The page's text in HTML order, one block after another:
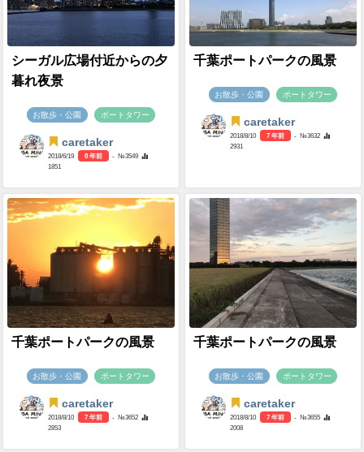
シーガル広場付近からの夕
暮れ夜景
お散歩・公園 ポートタワー
caretaker
2018/6/19 8 年前
- №3549
1851
千葉ポートパークの風景
お散歩・公園 ポートタワー
caretaker
2018/8/10 7 年前
- №3632
2931
千葉ポートパークの風景
お散歩・公園 ポートタワー
caretaker
2018/8/10 7 年前
- №3652
2853
千葉ポートパークの風景
お散歩・公園 ポートタワー
caretaker
2018/8/10 7 年前
- №3655
2008